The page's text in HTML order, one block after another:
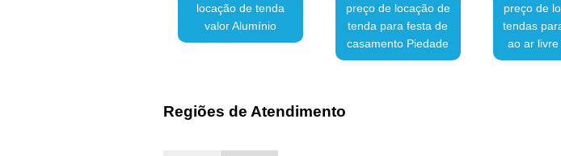
locação de tenda
valor Alumínio
preço de locação de
tenda para festa de
casamento Piedade
preço de
tendas
ao ar
Regiões de Atendimento